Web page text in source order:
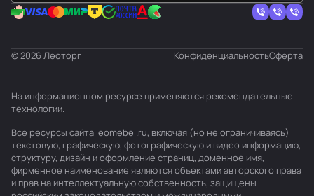
© 2026 Леоторг КонфиденциальностьОферта
На информационном ресурсе применяются рекомендательные
технологии.
Все ресурсы сайта leomebel.ru, включая (но не ограничиваясь)
текстовую, графическую, фотографическую и видео информацию,
структуру, дизайн и оформление страниц, доменное имя,
фирменное наименование являются объектами авторского права
и прав на интеллектуальную собственность, защищены